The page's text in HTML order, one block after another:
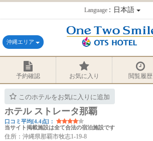
Language：日本語
沖縄エリア
予約確認 お気に入り 閲覧履歴
このホテルをお気に入りに追加
ホテル ストレータ那覇
口コミ平均[4.4点]：
当サイト掲載施設は全て合法の宿泊施設です
住所：沖縄県那覇市牧志1-19-8